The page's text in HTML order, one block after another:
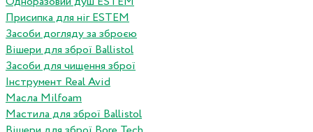
Присипка для ніг ESTEM
Засоби догляду за зброєю
Вішери для зброї Ballistol
Засоби для чищення зброї
Інструмент Real Avid
Масла Milfoam
Мастила для зброї Ballistol